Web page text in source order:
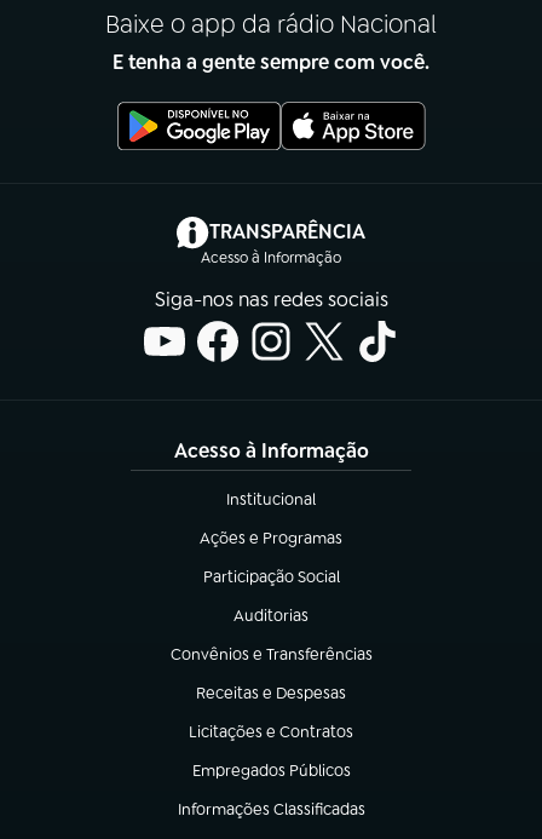
Baixe o app da rádio Nacional
E tenha a gente sempre com você.
TRANSPARÊNCIA
Acesso à Informação
(abre em nova aba)
Siga-nos nas redes sociais
Acesso à Informação
Institucional
(abre em nova aba)
Ações e Programas
(abre em nova aba)
Participação Social
(abre em nova aba)
Auditorias
(abre em nova aba)
Convênios e Transferências
(abre em nova aba)
Receitas e Despesas
(abre em nova aba)
Licitações e Contratos
(abre em nova aba)
Empregados Públicos
(abre em nova aba)
Informações Classificadas
(abre em nova aba)